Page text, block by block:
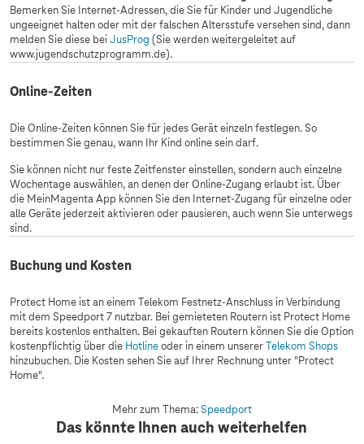
Bemerken Sie Internet-Adressen, die Sie für Kinder und Jugendliche
ungeeignet halten oder mit der falschen Altersstufe versehen sind, dann
melden Sie diese bei JusProg (Sie werden weitergeleitet auf
www.jugendschutzprogramm.de).
Online-Zeiten
Die Online-Zeiten können Sie für jedes Gerät einzeln festlegen. So
bestimmen Sie genau, wann Ihr Kind online sein darf.
Sie können nicht nur feste Zeitfenster einstellen, sondern auch einzelne
Wochentage auswählen, an denen der Online-Zugang erlaubt ist. Über
die MeinMagenta App können Sie den Internet-Zugang für einzelne oder
alle Geräte jederzeit aktivieren oder pausieren, auch wenn Sie unterwegs
sind.
Buchung und Kosten
Protect Home ist an einem Telekom Festnetz-Anschluss in Verbindung
mit dem Speedport 7 nutzbar. Bei gemieteten Routern ist Protect Home
bereits kostenlos enthalten. Bei gekauften Routern können Sie die Option
kostenpflichtig über die Hotlineoder in einem unsererTelekom Shops
hinzubuchen. Die Kosten sehen Sie auf Ihrer Rechnung unter "Protect
Home".
Mehr zum Thema:Speedport
Das könnte Ihnen auch weiterhelfen